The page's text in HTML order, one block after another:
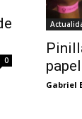
0
Gabriel